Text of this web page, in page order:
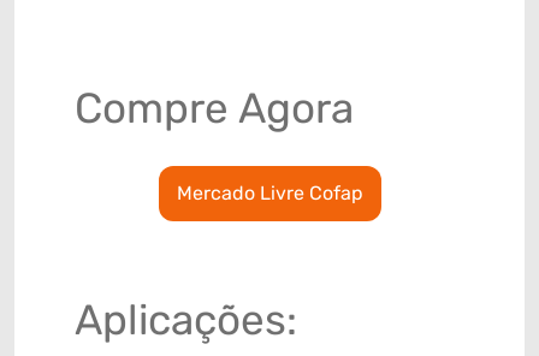
Compre Agora
Mercado Livre Cofap
Aplicações: